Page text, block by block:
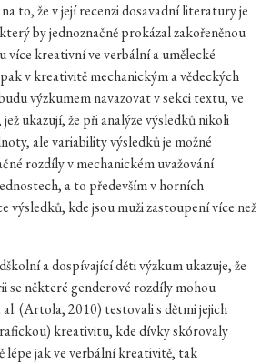
to, že v její recenzi dosavadní literatury je
by jednoznačně prokázal zakořeněnou
více kreativní ve verbální a umělecké
v kreativitě mechanickým a vědeckých
výzkumem navazovat v sekci textu, ve
ukazují, že při analýze výsledků nikoli
ale variability výsledků je možné
rozdíly v mechanickém uvažování
a to především v horních
výsledků, kde jsou muži zastoupení více než
a dospívající děti výzkum ukazuje, že
se některé genderové rozdíly mohou
(Artola, 2010) testovali s dětmi jejich
kreativitu, kde dívky skórovaly
lépe jak ve verbální kreativitě, tak